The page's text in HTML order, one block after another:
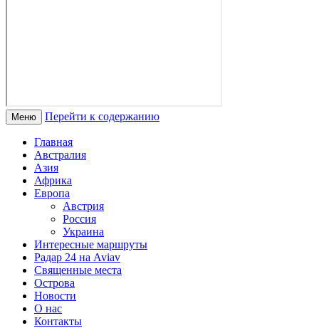
Меню Перейти к содержанию
Главная
Австралия
Азия
Африка
Европа
Австрия
Россия
Украина
Интересные маршруты
Радар 24 на Aviav
Священные места
Острова
Новости
О нас
Контакты